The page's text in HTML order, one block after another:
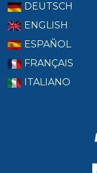
DEUTSCH
ENGLISH
ESPAÑOL
FRANÇAIS
ITALIANO